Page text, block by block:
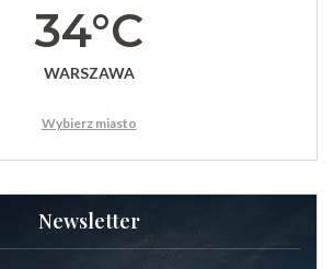
34°C
WARSZAWA
Wybierz miasto
Newsletter